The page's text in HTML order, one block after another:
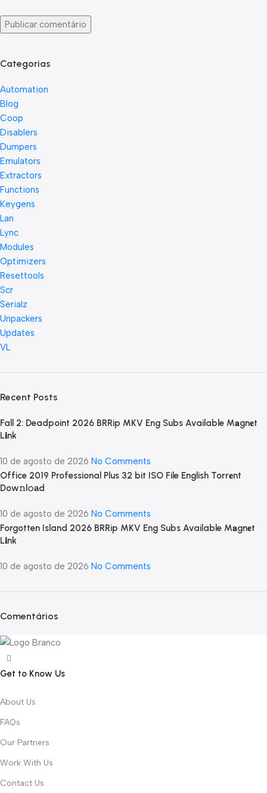
Categorias
Automation
Blog
Coop
Disablers
Dumpers
Emulators
Extractors
Functions
Keygens
Lan
Lync
Modules
Optimizers
Resettools
Scr
Serialz
Unpackers
Updates
VL
Recent Posts
Fall 2: Deadpoint 2026 BRRip MKV Eng Subs Available M𝐚gn𝐞t
L𝐢nk
10 de agosto de 2026 No Comments
Office 2019 Professional Plus 32 bit ISO File English Torr𝐞nt
Dow𝚗l𝚘аd
10 de agosto de 2026 No Comments
Forgotten Island 2026 BRRip MKV Eng Subs Available M𝐚gn𝐞t
L𝐢nk
10 de agosto de 2026 No Comments
Comentários
Get to Know Us
About Us
FAQs
Our Partners
Work With Us
Contact Us